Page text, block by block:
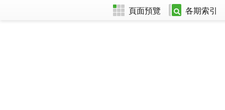
頁面預覽 各期索引